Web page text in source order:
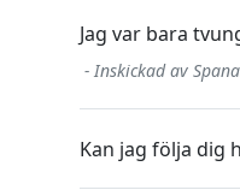
Jag var bara
- Inskickad av
Kan jag följa dig